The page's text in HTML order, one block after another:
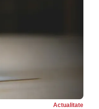
Actualitate